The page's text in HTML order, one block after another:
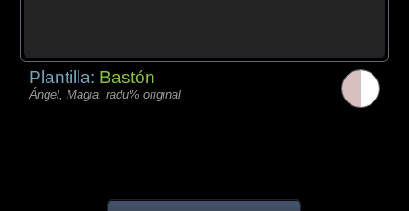
Plantilla: Bastón
Ángel, Magia, radu% original